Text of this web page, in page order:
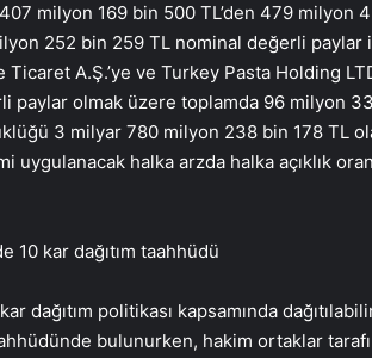
milyon 169 bin 500 TL’den 479 milyon
252 bin 259 TL nominal değerli paylar
Ticaret A.Ş.’ye ve Turkey Pasta Holding
paylar olmak üzere toplamda 96 milyon
3 milyar 780 milyon 238 bin 178 TL
uygulanacak halka arzda halka açıklık
10 kar dağıtım taahhüdü
dağıtım politikası kapsamında
bulunurken, hakim ortaklar